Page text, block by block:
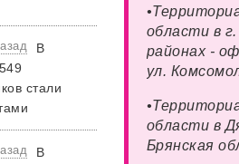
В
стали
В
области в
районах -
ул.
области в
Брянская